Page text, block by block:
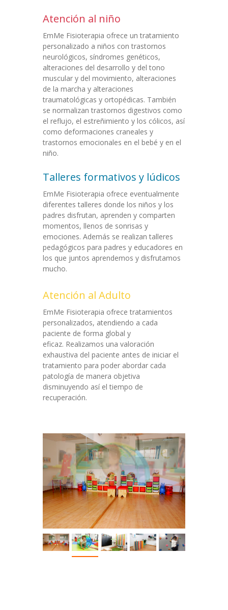
Atención al niño
EmMe Fisioterapia ofrece un tratamiento
personalizado a niños con trastornos
neurológicos, síndromes genéticos,
alteraciones del desarrollo y del tono
muscular y del movimiento, alteraciones
de la marcha y alteraciones
traumatológicas y ortopédicas. También
se normalizan trastornos digestivos como
el reflujo, el estreñimiento y los cólicos, así
como deformaciones craneales y
trastornos emocionales en el bebé y en el
niño.
Talleres formativos y lúdicos
EmMe Fisioterapia ofrece eventualmente
diferentes talleres donde los niños y los
padres disfrutan, aprenden y comparten
momentos, llenos de sonrisas y
emociones. Además se realizan talleres
pedagógicos para padres y educadores en
los que juntos aprendemos y disfrutamos
mucho.
Atención al Adulto
EmMe Fisioterapia ofrece tratamientos
personalizados, atendiendo a cada
paciente de forma global y
eficaz. Realizamos una valoración
exhaustiva del paciente antes de iniciar el
tratamiento para poder abordar cada
patología de manera objetiva
disminuyendo así el tiempo de
recuperación.